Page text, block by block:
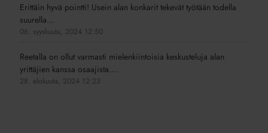
Erittäin hyvä pointti! Usein alan konkarit tekevät työtään todella
suurella…
06. syyskuuta, 2024 12:50
Reetalla on ollut varmasti mielenkiintoisia keskusteluja alan
yrittäjien kanssa osaajista.…
28. elokuuta, 2024 12:23